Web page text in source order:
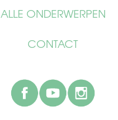
ALLE ONDERWERPEN
CONTACT
facebook